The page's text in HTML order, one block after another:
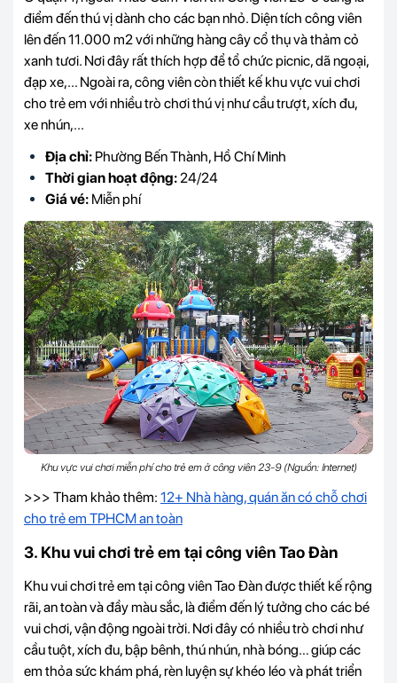
điểm đến thú vị dành cho các bạn nhỏ. Diện tích công viên
lên đến 11.000 m2 với những hàng cây cổ thụ và thảm cỏ
xanh tươi. Nơi đây rất thích hợp để tổ chức picnic, dã ngoại,
đạp xe,... Ngoài ra, công viên còn thiết kế khu vực vui chơi
cho trẻ em với nhiều trò chơi thú vị như cầu trượt, xích đu,
xe nhún,...
Địa chỉ: Phường Bến Thành, Hồ Chí Minh
Thời gian hoạt động: 24/24
Giá vé: Miễn phí
Khu vực vui chơi miễn phí cho trẻ em ở công viên 23-9 (Nguồn: Internet)
>>> Tham khảo thêm: 12+ Nhà hàng, quán ăn có chỗ chơi
cho trẻ em TPHCM an toàn
3. Khu vui chơi trẻ em tại công viên Tao Đàn
Khu vui chơi trẻ em tại công viên Tao Đàn được thiết kế rộng
rãi, an toàn và đầy màu sắc, là điểm đến lý tưởng cho các bé
vui chơi, vận động ngoài trời. Nơi đây có nhiều trò chơi như
cầu tuột, xích đu, bập bênh, thú nhún, nhà bóng… giúp các
em thỏa sức khám phá, rèn luyện sự khéo léo và phát triển